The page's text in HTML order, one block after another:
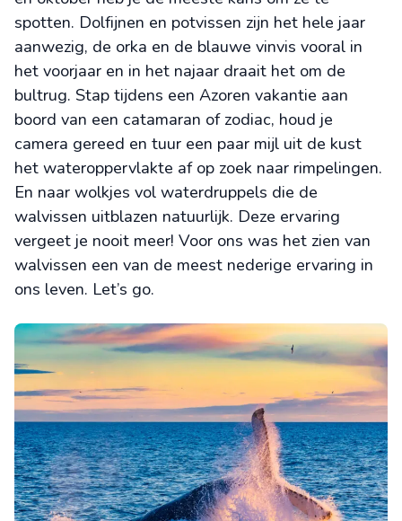
spotten. Dolfijnen en potvissen zijn het hele jaar
aanwezig, de orka en de blauwe vinvis vooral in
het voorjaar en in het najaar draait het om de
bultrug. Stap tijdens een Azoren vakantie aan
boord van een catamaran of zodiac, houd je
camera gereed en tuur een paar mijl uit de kust
het wateroppervlakte af op zoek naar rimpelingen.
En naar wolkjes vol waterdruppels die de
walvissen uitblazen natuurlijk. Deze ervaring
vergeet je nooit meer! Voor ons was het zien van
walvissen een van de meest nederige ervaring in
ons leven. Let’s go.